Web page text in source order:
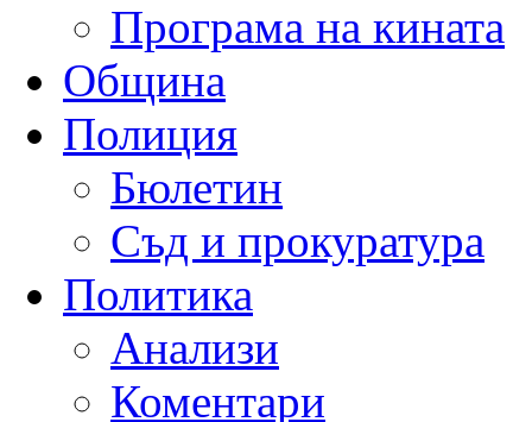
Програма на кината
Община
Полиция
Бюлетин
Съд и прокуратура
Политика
Анализи
Коментари